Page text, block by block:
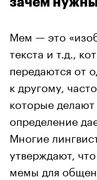
Мем — это
текста и т.д.,
передаются от
к другому,
которые
определение
Многие
утверждают,
мемы для